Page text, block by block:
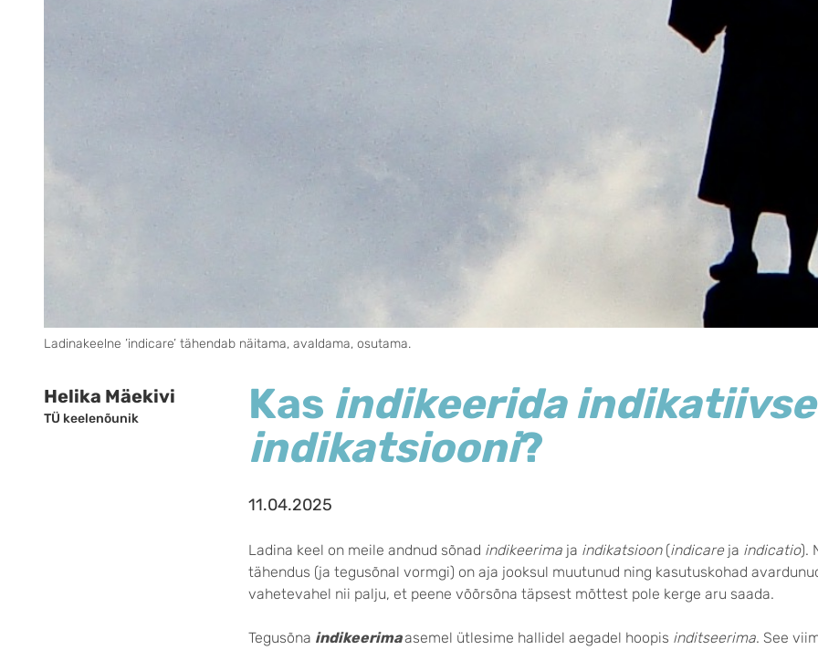
Ladinakeelne ’indicare’ tähendab näitama, avaldama, osutama.
Helika Mäekivi
TÜ keelenõunik Kas indikeerida
indikatsiooni?
11.04.2025
Ladina keel on meile andnud sõnad indikeerima ja indikatsioon (indicare ja indicatio).
tähendus (ja tegusõnal vormgi) on aja jooksul muutunud ning kasutuskohad
vahetevahel nii palju, et peene võõrsõna täpsest mõttest pole kerge aru saada.
Tegusõna indikeerimaasemel ütlesime hallidel aegadel hoopis inditseerima. See